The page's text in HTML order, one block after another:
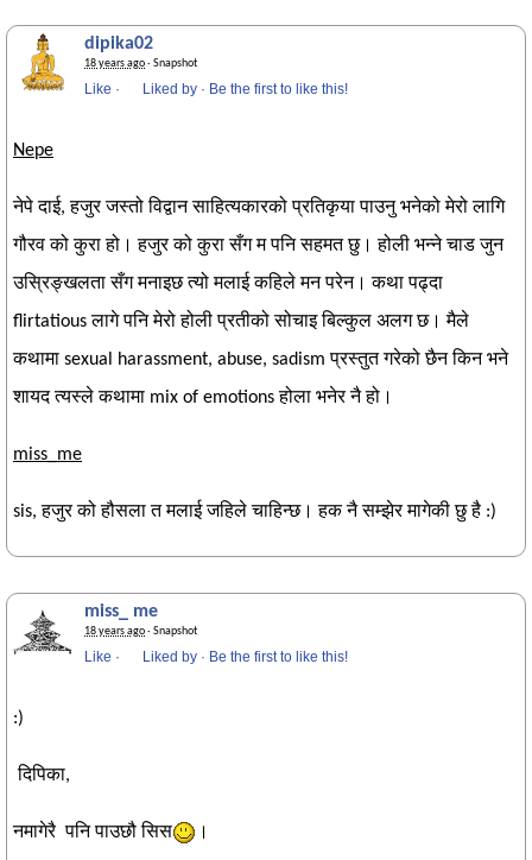
dipika02
18 years ago· Snapshot
Like · Liked by · Be the first to like this!
Nepe
नेपे दाई, हजुर जस्तो विद्वान साहित्यकारको प्रतिकृया पाउनु भनेको मेरो लागि
गौरव को कुरा हो। हजुर को कुरा सँग म पनि सहमत छु। होली भन्ने चाड जुन
उस्रिङ्खलता सँग मनाइछ त्यो मलाई कहिले मन परेन। कथा पढ्दा
flirtatious लागे पनि मेरो होली प्रतीको सोचाइ बिल्कुल अलग छ। मैले
कथामा sexual harassment, abuse, sadismप्रस्तुत गरेको छैन किन भने
शायद त्यस्ले कथामा mix of emotions होला भनेर नै हो।
miss_me
sis, हजुर को हौसला त मलाई जहिले चाहिन्छ। हक नै सम्झेर मागेकी छु है :)
miss_ me
18 years ago· Snapshot
Like · Liked by · Be the first to like this!
:)
दिपिका,
नमागेरै पनि पाउछौ सिस ।